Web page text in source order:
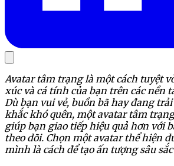
Avatar tâm trạng là một cách tuyệt
xúc và cá tính của bạn trên các nền
Dù bạn vui vẻ, buồn bã hay đang
khắc khó quên, một avatar tâm
giúp bạn giao tiếp hiệu quả hơn với
theo dõi. Chọn một avatar thể hiện
mình là cách để tạo ấn tượng sâu